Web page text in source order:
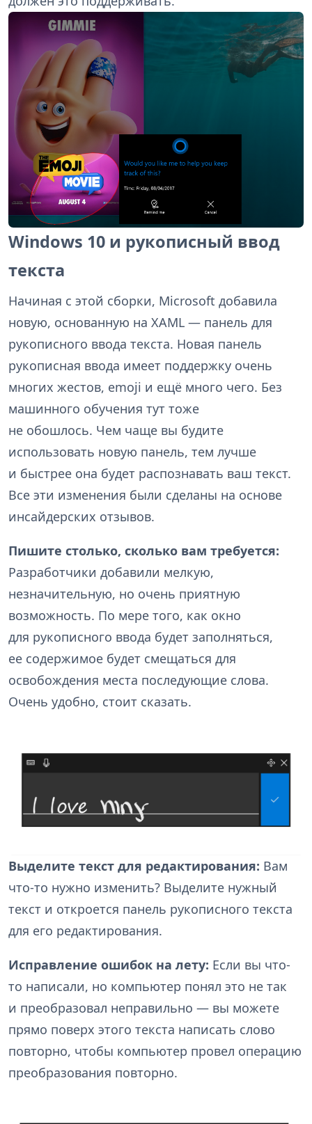
Windows 10 и рукописный ввод
текста
Начиная с этой сборки, Microsoft добавила
новую, основанную на XAML — панель для
рукописного ввода текста. Новая панель
рукописная ввода имеет поддержку очень
многих жестов, emoji и ещё много чего. Без
машинного обучения тут тоже
не обошлось. Чем чаще вы будите
использовать новую панель, тем лучше
и быстрее она будет распознавать ваш текст.
Все эти изменения были сделаны на основе
инсайдерских отзывов.
Пишите столько, сколько вам требуется:
Разработчики добавили мелкую,
незначительную, но очень приятную
возможность. По мере того, как окно
для рукописного ввода будет заполняться,
ее содержимое будет смещаться для
освобождения места последующие слова.
Очень удобно, стоит сказать.
Выделите текст для редактирования: Вам
что-то нужно изменить? Выделите нужный
текст и откроется панель рукописного текста
для его редактирования.
Исправление ошибок на лету: Если вы что-
то написали, но компьютер понял это не так
и преобразовал неправильно — вы можете
прямо поверх этого текста написать слово
повторно, чтобы компьютер провел операцию
преобразования повторно.